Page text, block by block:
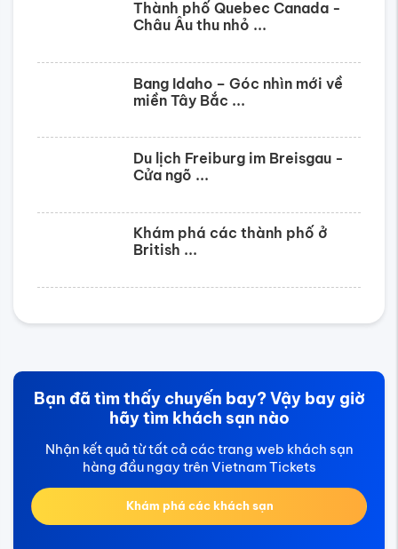
Bạn đã tìm thấy chuyến bay? Vậy bay giờ
hãy tìm khách sạn nào
Nhận kết quả từ tất cả các trang web khách sạn
Khám phá các khách sạn
Đặt vé online
Tìm kiếm vé nhanh nhất với giá rẻ và tiện lợi nhất
Đến văn phòng
Số 69 Võ Thị Sáu, Phường 6, Quận 3, TP Hồ Chí Minh